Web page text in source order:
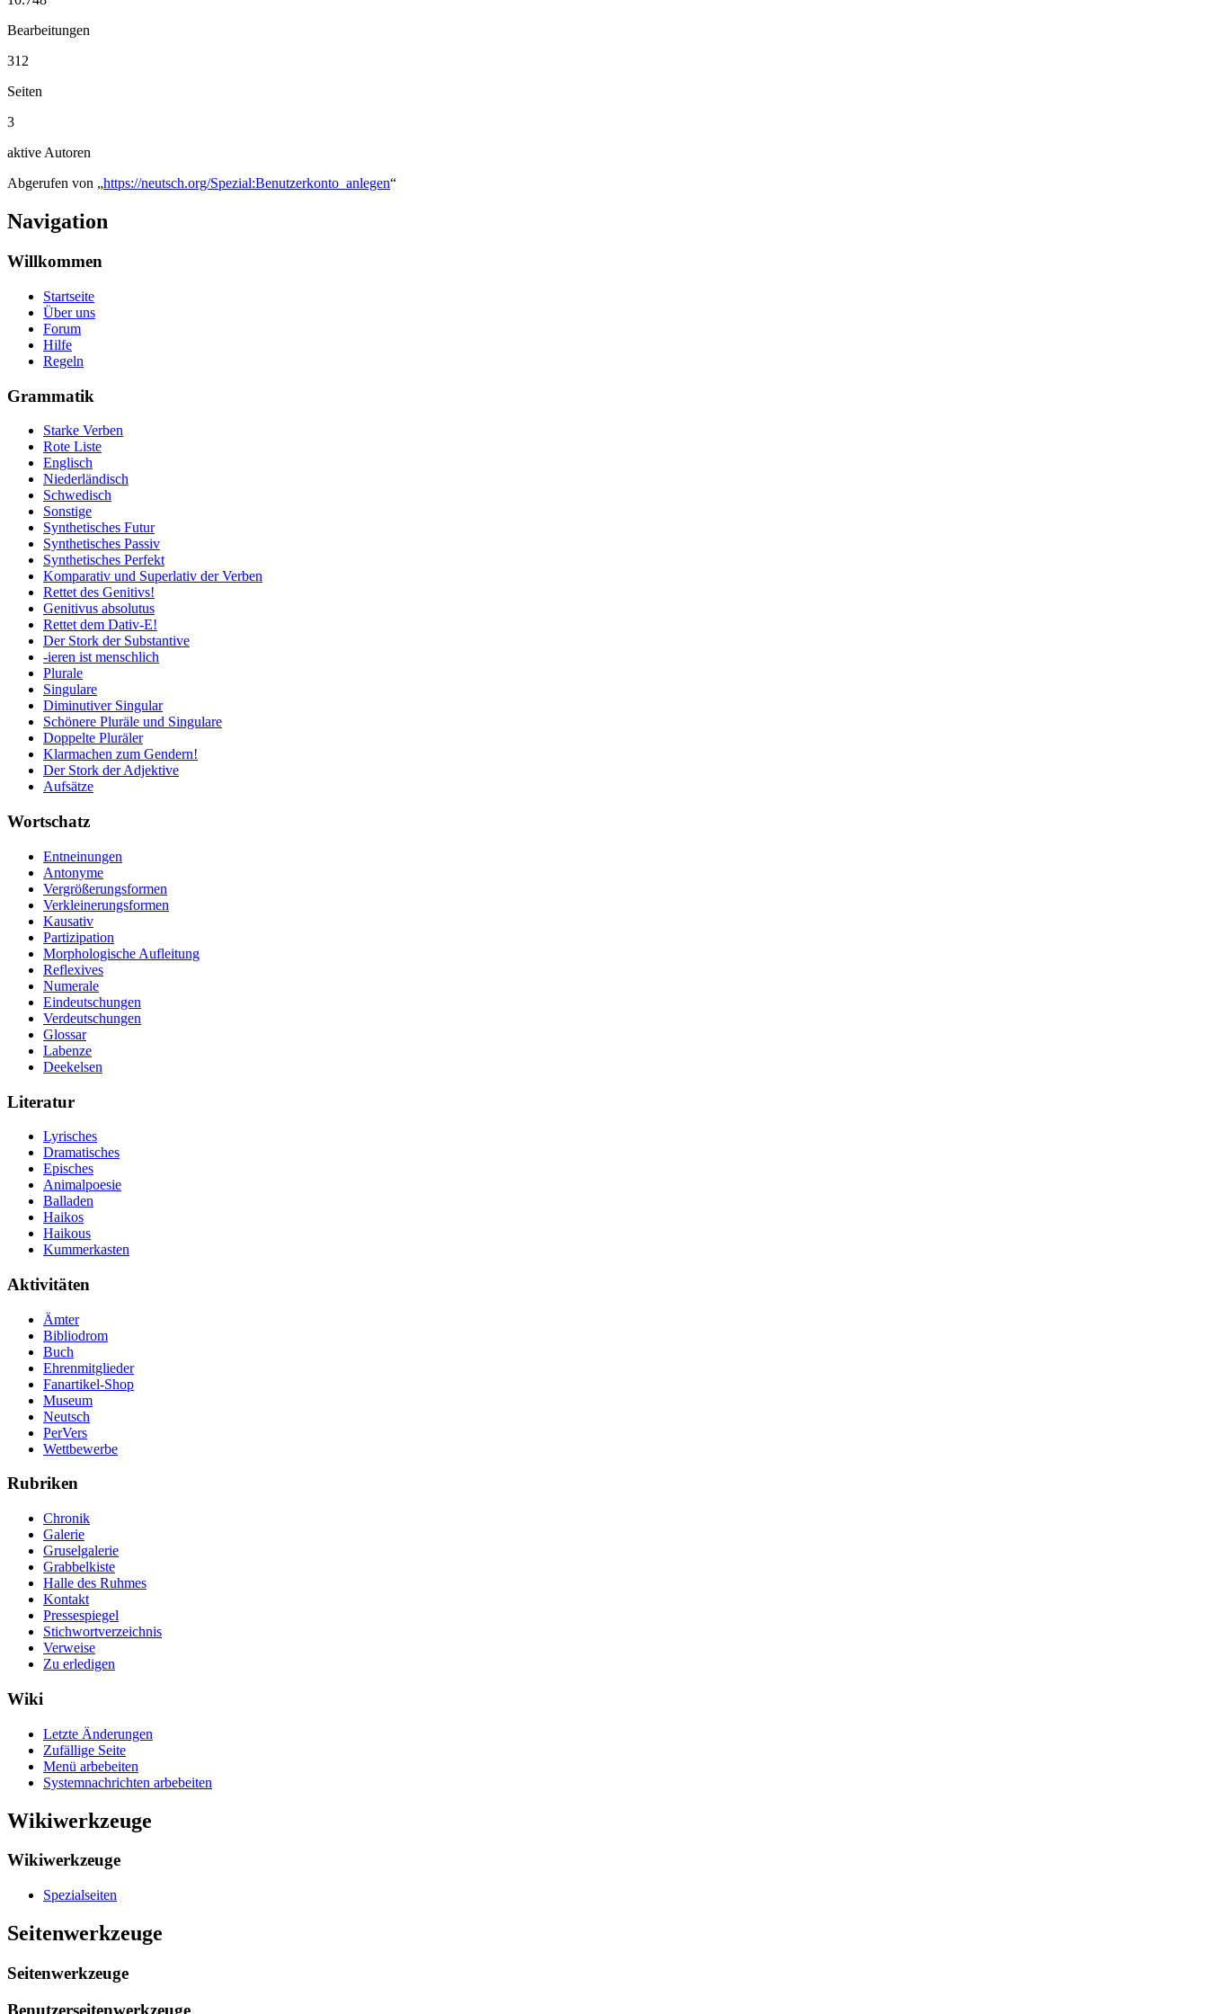
Bearbeitungen
312
Seiten
3
aktive Autoren
Abgerufen von „https://neutsch.org/Spezial:Benutzerkonto_anlegen“
Navigation
Willkommen
Startseite
Über uns
Forum
Hilfe
Regeln
Grammatik
Starke Verben
Rote Liste
Englisch
Niederländisch
Schwedisch
Sonstige
Synthetisches Futur
Synthetisches Passiv
Synthetisches Perfekt
Komparativ und Superlativ der Verben
Rettet des Genitivs!
Genitivus absolutus
Rettet dem Dativ-E!
Der Stork der Substantive
-ieren ist menschlich
Plurale
Singulare
Diminutiver Singular
Schönere Pluräle und Singulare
Doppelte Pluräler
Klarmachen zum Gendern!
Der Stork der Adjektive
Aufsätze
Wortschatz
Entneinungen
Antonyme
Vergrößerungsformen
Verkleinerungsformen
Kausativ
Partizipation
Morphologische Aufleitung
Reflexives
Numerale
Eindeutschungen
Verdeutschungen
Glossar
Labenze
Deekelsen
Literatur
Lyrisches
Dramatisches
Episches
Animalpoesie
Balladen
Haikos
Haikous
Kummerkasten
Aktivitäten
Ämter
Bibliodrom
Buch
Ehrenmitglieder
Fanartikel-Shop
Museum
Neutsch
PerVers
Wettbewerbe
Rubriken
Chronik
Galerie
Gruselgalerie
Grabbelkiste
Halle des Ruhmes
Kontakt
Pressespiegel
Stichwortverzeichnis
Verweise
Zu erledigen
Wiki
Letzte Änderungen
Zufällige Seite
Menü arbebeiten
Systemnachrichten arbebeiten
Wikiwerkzeuge
Wikiwerkzeuge
Spezialseiten
Seitenwerkzeuge
Seitenwerkzeuge
Benutzerseitenwerkzeuge